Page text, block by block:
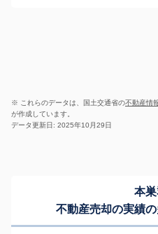
※ これらのデータは、国土交通省の不動産情
が作成しています。
データ更新日: 2025年10月29日
本
不動産売却の実績